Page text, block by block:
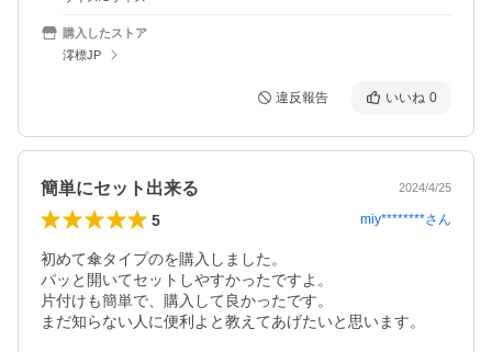
購入したストア
澪標JP
違反報告 いいね 0
簡単にセット出来る 2024/4/25
5 miy********さん
初めて傘タイプのを購入しました。
パッと開いてセットしやすかったですよ。
片付けも簡単で、購入して良かったです。
まだ知らない人に便利よと教えてあげたいと思います。